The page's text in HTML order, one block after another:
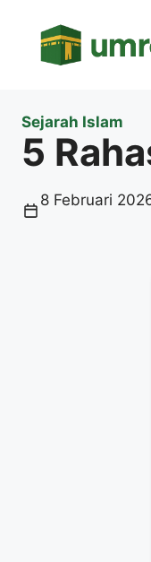
Sejarah Islam
5
8 Februari